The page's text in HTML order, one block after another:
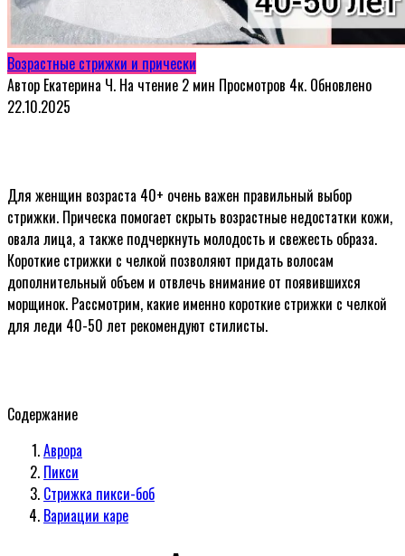
Возрастные стрижки и прически
Автор Екатерина Ч. На чтение 2 мин Просмотров 4к. Обновлено
22.10.2025
Для женщин возраста 40+ очень важен правильный выбор
стрижки. Прическа помогает скрыть возрастные недостатки кожи,
овала лица, а также подчеркнуть молодость и свежесть образа.
Короткие стрижки с челкой позволяют придать волосам
дополнительный объем и отвлечь внимание от появившихся
морщинок. Рассмотрим, какие именно короткие стрижки с челкой
для леди 40-50 лет рекомендуют стилисты.
Содержание
Аврора
Пикси
Стрижка пикси-боб
Вариации каре